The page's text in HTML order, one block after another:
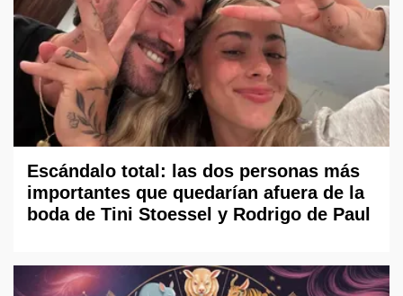
Escándalo total: las dos personas más
importantes que quedarían afuera de la
boda de Tini Stoessel y Rodrigo de Paul